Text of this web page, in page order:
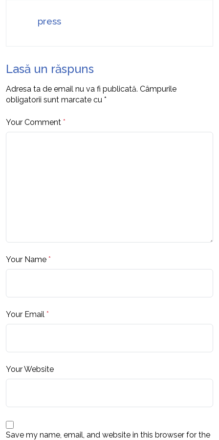
press
Lasă un răspuns
Adresa ta de email nu va fi publicată. Câmpurile
obligatorii sunt marcate cu *
Your Comment *
Your Name *
Your Email *
Your Website
Save my name, email, and website in this browser for the